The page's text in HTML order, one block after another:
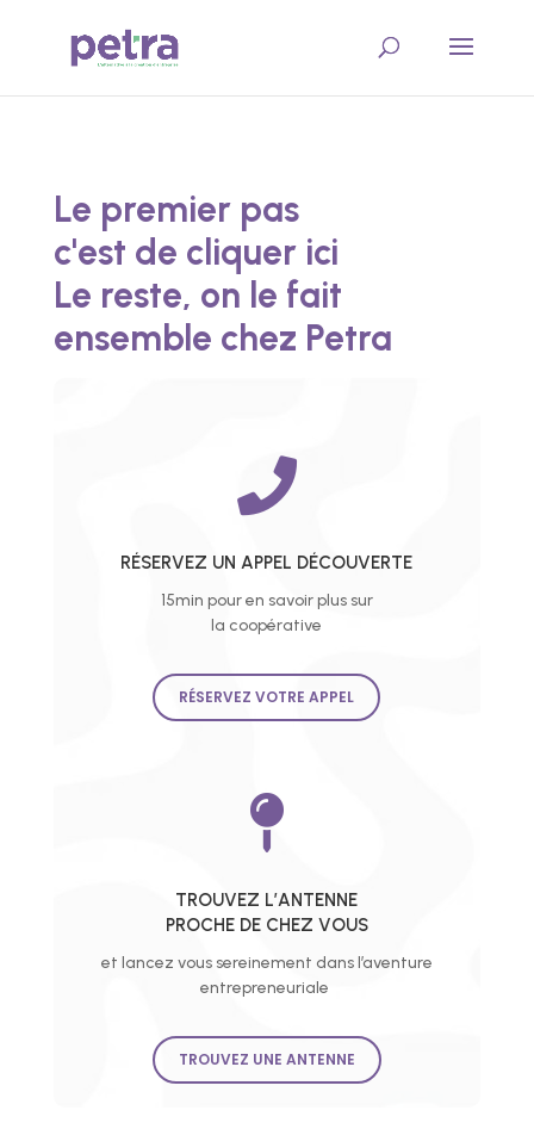
Le premier pas
c'est de cliquer ici
Le reste, on le fait
ensemble chez Petra

RÉSERVEZ UN APPEL DÉCOUVERTE
15min pour en savoir plus sur
la coopérative
RÉSERVEZ VOTRE APPEL

TROUVEZ L’ANTENNE
PROCHE DE CHEZ VOUS
et lancez vous sereinement dans l’aventure
entrepreneuriale
TROUVEZ UNE ANTENNE